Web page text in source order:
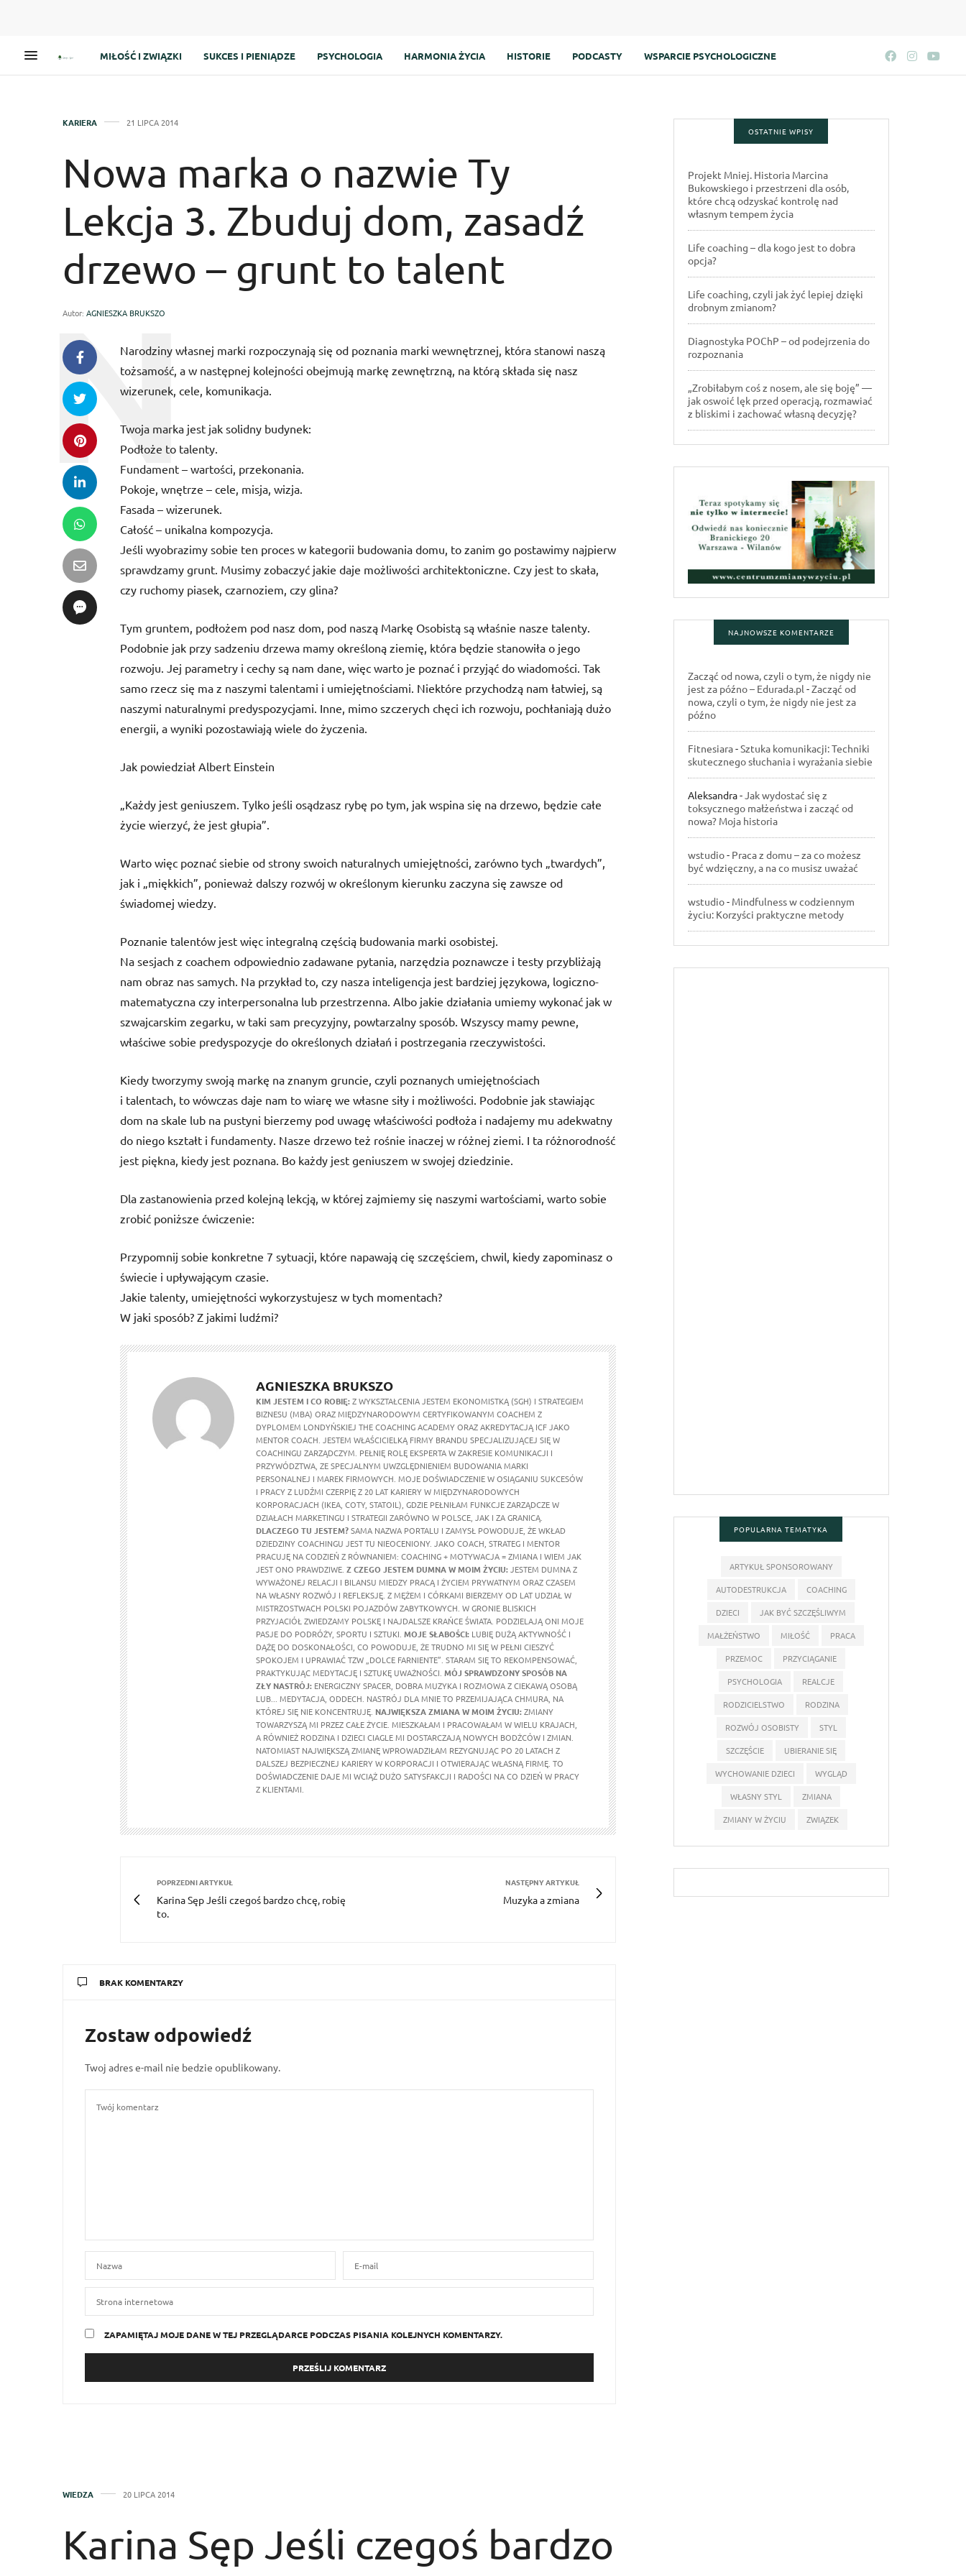
MIŁOŚĆ I ZWIĄZKI SUKCES I PIENIĄDZE PSYCHOLOGIA HARMONIA ŻYCIA HISTORIE PODCASTY WSPARCIE PSYCHOLOGICZNE
KARIERA 21 LIPCA 2014
Nowa marka o nazwie Ty
Lekcja 3. Zbuduj dom, zasadź
drzewo – grunt to talent
Autor: AGNIESZKA BRUKSZO
Narodziny własnej marki rozpoczynają się od poznania marki wewnętrznej, która stanowi naszą
tożsamość, a w następnej kolejności obejmują markę zewnętrzną, na którą składa się nasz
wizerunek, cele, komunikacja.
Twoja marka jest jak solidny budynek:
Podłoże to talenty.
Fundament – wartości, przekonania.
Pokoje, wnętrze – cele, misja, wizja.
Fasada – wizerunek.
Całość – unikalna kompozycja.
Jeśli wyobrazimy sobie ten proces w kategorii budowania domu, to zanim go postawimy najpierw
sprawdzamy grunt. Musimy zobaczyć jakie daje możliwości architektoniczne. Czy jest to skała,
czy ruchomy piasek, czarnoziem, czy glina?
Tym gruntem, podłożem pod nasz dom, pod naszą Markę Osobistą są właśnie nasze talenty.
Podobnie jak przy sadzeniu drzewa mamy określoną ziemię, która będzie stanowiła o jego
rozwoju. Jej parametry i cechy są nam dane, więc warto je poznać i przyjąć do wiadomości. Tak
samo rzecz się ma z naszymi talentami i umiejętnościami. Niektóre przychodzą nam łatwiej, są
naszymi naturalnymi predyspozycjami. Inne, mimo szczerych chęci ich rozwoju, pochłaniają dużo
energii, a wyniki pozostawiają wiele do życzenia.
Jak powiedział Albert Einstein
„Każdy jest geniuszem. Tylko jeśli osądzasz rybę po tym, jak wspina się na drzewo, będzie całe
życie wierzyć, że jest głupia”.
Warto więc poznać siebie od strony swoich naturalnych umiejętności, zarówno tych „twardych”,
jak i „miękkich”, ponieważ dalszy rozwój w określonym kierunku zaczyna się zawsze od
świadomej wiedzy.
Poznanie talentów jest więc integralną częścią budowania marki osobistej.
Na sesjach z coachem odpowiednio zadawane pytania, narzędzia poznawcze i testy przybliżają
nam obraz nas samych. Na przykład to, czy nasza inteligencja jest bardziej językowa, logiczno-
matematyczna czy interpersonalna lub przestrzenna. Albo jakie działania umiemy wykonać jak w
szwajcarskim zegarku, w taki sam precyzyjny, powtarzalny sposób. Wszyscy mamy pewne,
właściwe sobie predyspozycje do określonych działań i postrzegania rzeczywistości.
Kiedy tworzymy swoją markę na znanym gruncie, czyli poznanych umiejętnościach
i talentach, to wówczas daje nam to wiarę we własne siły i możliwości. Podobnie jak stawiając
dom na skale lub na pustyni bierzemy pod uwagę właściwości podłoża i nadajemy mu adekwatny
do niego kształt i fundamenty. Nasze drzewo też rośnie inaczej w różnej ziemi. I ta różnorodność
jest piękna, kiedy jest poznana. Bo każdy jest geniuszem w swojej dziedzinie.
Dla zastanowienia przed kolejną lekcją, w której zajmiemy się naszymi wartościami, warto sobie
zrobić poniższe ćwiczenie:
Przypomnij sobie konkretne 7 sytuacji, które napawają cię szczęściem, chwil, kiedy zapominasz o
świecie i upływającym czasie.
Jakie talenty, umiejętności wykorzystujesz w tych momentach?
W jaki sposób? Z jakimi ludźmi?
AGNIESZKA BRUKSZO
KIM JESTEM I CO ROBIĘ:Z WYKSZTAŁCENIA JESTEM EKONOMISTKĄ (SGH) I STRATEGIEM
BIZNESU (MBA) ORAZ MIĘDZYNARODOWYM CERTYFIKOWANYM COACHEM Z
DYPLOMEM LONDYŃSKIEJ THE COACHING ACADEMY ORAZ AKREDYTACJĄ ICF JAKO
MENTOR COACH. JESTEM WŁAŚCICIELKĄ FIRMY BRANDU SPECJALIZUJĄCEJ SIĘ W
COACHINGU ZARZĄDCZYM. PEŁNIĘ ROLĘ EKSPERTA W ZAKRESIE KOMUNIKACJI I
PRZYWÓDZTWA, ZE SPECJALNYM UWZGLĘDNIENIEM BUDOWANIA MARKI
PERSONALNEJ I MAREK FIRMOWYCH. MOJE DOŚWIADCZENIE W OSIĄGANIU SUKCESÓW
I PRACY Z LUDŹMI CZERPIĘ Z 20 LAT KARIERY W MIĘDZYNARODOWYCH
KORPORACJACH (IKEA, COTY, STATOIL), GDZIE PEŁNIŁAM FUNKCJE ZARZĄDCZE W
DZIAŁACH MARKETINGU I STRATEGII ZARÓWNO W POLSCE, JAK I ZA GRANICĄ.
DLACZEGO TU JESTEM?SAMA NAZWA PORTALU I ZAMYSŁ POWODUJE, ŻE WKŁAD
DZIEDZINY COACHINGU JEST TU NIEOCENIONY. JAKO COACH, STRATEG I MENTOR
PRACUJĘ NA CODZIEŃ Z RÓWNANIEM: COACHING + MOTYWACJA = ZMIANA I WIEM JAK
JEST ONO PRAWDZIWE. Z CZEGO JESTEM DUMNA W MOIM ŻYCIU:JESTEM DUMNA Z
WYWAŻONEJ RELACJI I BILANSU MIEDZY PRACĄ I ŻYCIEM PRYWATNYM ORAZ CZASEM
NA WŁASNY ROZWÓJ I REFLEKSJĘ. Z MĘŻEM I CÓRKAMI BIERZEMY OD LAT UDZIAŁ W
MISTRZOSTWACH POLSKI POJAZDÓW ZABYTKOWYCH. W GRONIE BLISKICH
PRZYJACIÓŁ ZWIEDZAMY POLSKĘ I NAJDALSZE KRAŃCE ŚWIATA. PODZIELAJĄ ONI MOJE
PASJE DO PODRÓŻY, SPORTU I SZTUKI. MOJE SŁABOŚCI: LUBIĘ DUŻĄ AKTYWNOŚĆ I
DĄŻĘ DO DOSKONAŁOŚCI, CO POWODUJE, ŻE TRUDNO MI SIĘ W PEŁNI CIESZYĆ
SPOKOJEM I UPRAWIAĆ TZW „DOLCE FARNIENTE”. STARAM SIĘ TO REKOMPENSOWAĆ,
PRAKTYKUJĄC MEDYTACJĘ I SZTUKĘ UWAŻNOŚCI. MÓJ SPRAWDZONY SPOSÓB NA
ZŁY NASTRÓJ: ENERGICZNY SPACER, DOBRA MUZYKA I ROZMOWA Z CIEKAWĄ OSOBĄ
LUB... MEDYTACJA, ODDECH. NASTRÓJ DLA MNIE TO PRZEMIJAJĄCA CHMURA, NA
KTÓREJ SIĘ NIE KONCENTRUJĘ. NAJWIĘKSZA ZMIANA W MOIM ŻYCIU:ZMIANY
TOWARZYSZĄ MI PRZEZ CAŁE ŻYCIE. MIESZKAŁAM I PRACOWAŁAM W WIELU KRAJACH,
A RÓWNIEŻ RODZINA I DZIECI CIAGLE MI DOSTARCZAJĄ NOWYCH BODŻCÓW I ZMIAN.
NATOMIAST NAJWIĘKSZĄ ZMIANĘ WPROWADZIŁAM REZYGNUJĄC PO 20 LATACH Z
DALSZEJ BEZPIECZNEJ KARIERY W KORPORACJI I OTWIERAJĄC WŁASNĄ FIRMĘ. TO
DOŚWIADCZENIE DAJE MI WCIĄŻ DUŻO SATYSFAKCJI I RADOŚCI NA CO DZIEŃ W PRACY
Z KLIENTAMI.
POPRZEDNI ARTYKUŁ
Karina Sęp Jeśli czegoś bardzo chcę, robię
to.
NASTĘPNY ARTYKUŁ
Muzyka a zmiana
BRAK KOMENTARZY
Zostaw odpowiedź
Twoj adres e-mail nie bedzie opublikowany.
ZAPAMIĘTAJ MOJE DANE W TEJ PRZEGLĄDARCE PODCZAS PISANIA KOLEJNYCH KOMENTARZY.
OSTATNIE WPISY
Projekt Mniej. Historia Marcina
Bukowskiego i przestrzeni dla osób,
które chcą odzyskać kontrolę nad
własnym tempem życia
Life coaching – dla kogo jest to dobra
opcja?
Life coaching, czyli jak żyć lepiej dzięki
drobnym zmianom?
Diagnostyka POChP – od podejrzenia do
rozpoznania
„Zrobiłabym coś z nosem, ale się boję” —
jak oswoić lęk przed operacją, rozmawiać
z bliskimi i zachować własną decyzję?
NAJNOWSZE KOMENTARZE
Zacząć od nowa, czyli o tym, że nigdy nie
jest za późno – Edurada.pl -Zacząć od
nowa, czyli o tym, że nigdy nie jest za
późno
Fitnesiara-Sztuka komunikacji: Techniki
skutecznego słuchania i wyrażania siebie
Aleksandra-Jak wydostać się z
toksycznego małżeństwa i zacząć od
nowa? Moja historia
wstudio- Praca z domu – za co możesz
być wdzięczny, a na co musisz uważać
wstudio- Mindfulness w codziennym
życiu: Korzyści praktyczne metody
POPULARNA TEMATYKA
ARTYKUŁ SPONSOROWANY
AUTODESTRUKCJA
COACHING
DZIECI
JAK BYĆ SZCZĘŚLIWYM
MAŁŻEŃSTWO
MIŁOŚĆ
PRACA
PRZEMOC
PRZYCIĄGANIE
PSYCHOLOGIA
REALCJE
RODZICIELSTWO
RODZINA
ROZWÓJ OSOBISTY
STYL
SZCZĘŚCIE
UBIERANIE SIĘ
WYCHOWANIE DZIECI
WYGLĄD
WŁASNY STYL
ZMIANA
ZMIANY W ŻYCIU
ZWIĄZEK
WIEDZA 20 LIPCA 2014
Karina Sęp Jeśli czegoś bardzo